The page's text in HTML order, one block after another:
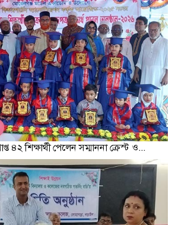
৪২ শিক্ষার্থী পেলেন সম্মাননা ক্রেস্ট ও...